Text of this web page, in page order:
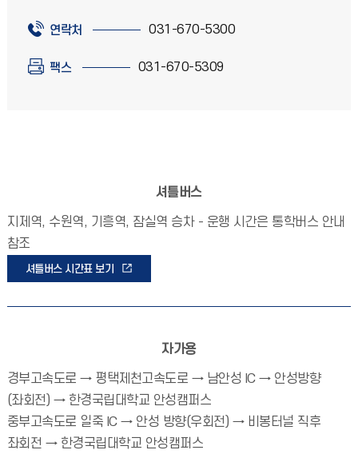
연락처 031-670-5300
팩스 031-670-5309
셔틀버스
지제역, 수원역, 기흥역, 잠실역 승차 - 운행 시간은 통학버스 안내
참조
셔틀버스 시간표 보기
자가용
경부고속도로 → 평택제천고속도로 → 남안성 IC → 안성방향
(좌회전) → 한경국립대학교 안성캠퍼스
중부고속도로 일죽 IC → 안성 방향(우회전) → 비봉터널 직후
좌회전 → 한경국립대학교 안성캠퍼스